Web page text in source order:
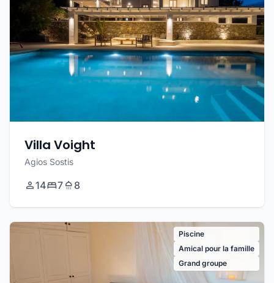
Villa Voight
Agios Sostis
14 7 8
Piscine
Amical pour la famille
Grand groupe